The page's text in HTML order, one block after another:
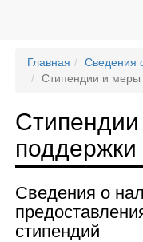
Главная
Сведения
Стипендии и
Сведения о
стипендий